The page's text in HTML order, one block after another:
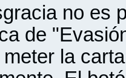
no es
de
la